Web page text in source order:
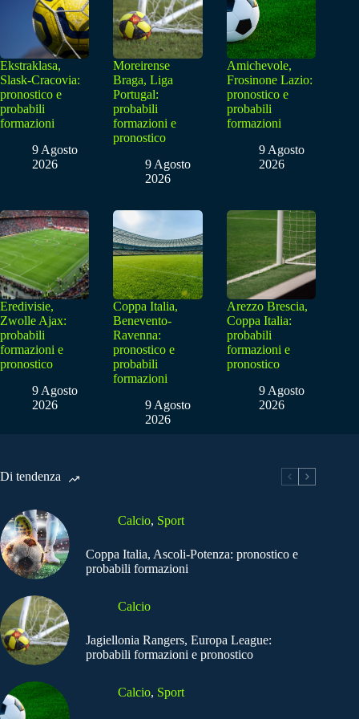
Ekstraklasa,
Slask-Cracovia:
pronostico e
probabili
formazioni
9 Agosto
2026
Moreirense
Braga, Liga
Portugal:
probabili
formazioni e
pronostico
9 Agosto
2026
Amichevole,
Frosinone Lazio:
pronostico e
probabili
formazioni
9 Agosto
2026
Eredivisie,
Zwolle Ajax:
probabili
formazioni e
pronostico
9 Agosto
2026
Coppa Italia,
Benevento-
Ravenna:
pronostico e
probabili
formazioni
9 Agosto
2026
Arezzo Brescia,
Coppa Italia:
probabili
formazioni e
pronostico
9 Agosto
2026
Di tendenza
Calcio, Sport
Coppa Italia, Ascoli-Potenza: pronostico e
probabili formazioni
Calcio
Jagiellonia Rangers, Europa League:
probabili formazioni e pronostico
Calcio, Sport